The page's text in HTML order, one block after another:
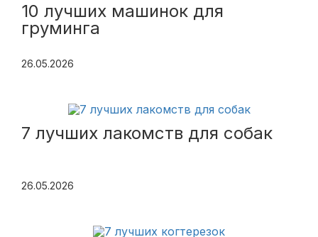
10 лучших машинок для
груминга
26.05.2026
7 лучших лакомств для собак
26.05.2026